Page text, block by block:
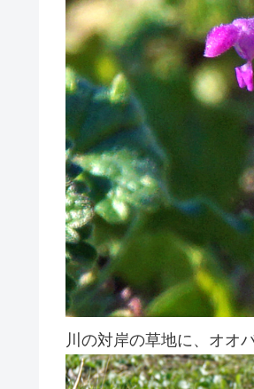
川の対岸の草地に、オオ